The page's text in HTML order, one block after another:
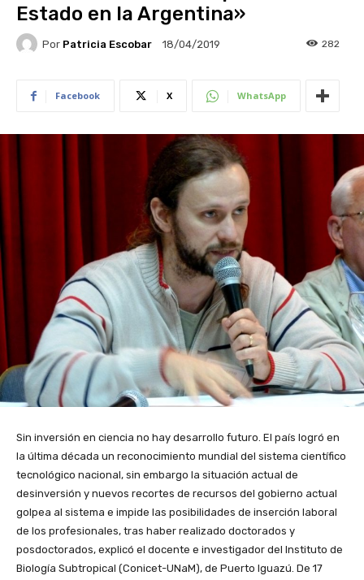
Estado en la Argentina»
Por Patricia Escobar 18/04/2019 282
Facebook X WhatsApp
Sin inversión en ciencia no hay desarrollo futuro. El país logró en
la última década un reconocimiento mundial del sistema científico
tecnológico nacional, sin embargo la situación actual de
desinversión y nuevos recortes de recursos del gobierno actual
golpea al sistema e impide las posibilidades de inserción laboral
de los profesionales, tras haber realizado doctorados y
posdoctorados, explicó el docente e investigador del Instituto de
Biología Subtropical (Conicet-UNaM), de Puerto Iguazú. De 17